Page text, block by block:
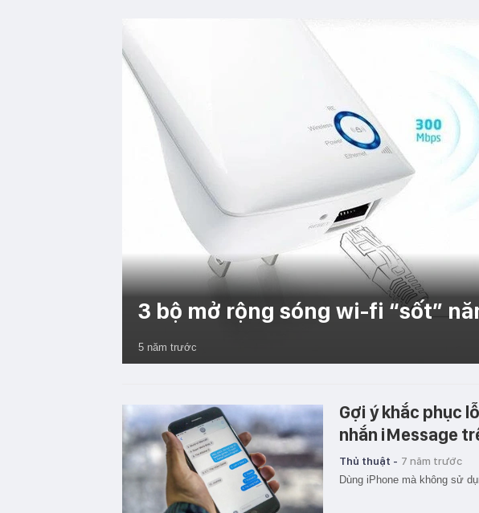
3 bộ mở rộng sóng wi-fi “sốt”
5 năm trước
Gợi ý khắc phục
nhắn iMessage
Thủ thuật - 7 năm trước
Dùng iPhone mà không sử